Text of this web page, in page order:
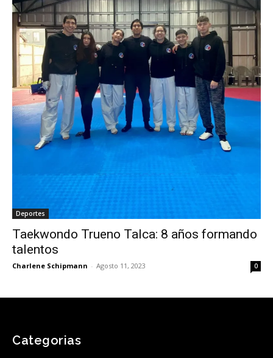
Deportes
Taekwondo Trueno Talca: 8 años formando
talentos
Charlene Schipmann - Agosto 11, 2023 0
Categorias